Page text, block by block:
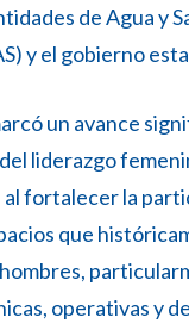
de Agua y
y el gobierno
un avance
liderazgo
fortalecer la
que
operativas y